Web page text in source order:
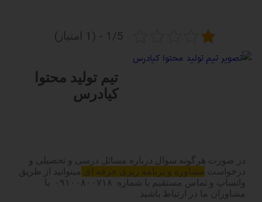
1/5 - (1 امتیاز)
تیم تولید محتوا
کیادرس
در صورت هرگونه سوال درباره مسائل درسی و تحصیلی و
درخواست مشاوره و برنامه ریزی حرفه ای میتوانید از طریق
واتساپ و تماس مستقیم با شماره ۰۹۱۰۰۸۰۰۷۱۸ با
مشاوران ما در ارتباط باشید